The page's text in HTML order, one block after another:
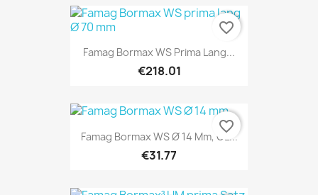
Famag Bormax WS Prima Lang...
€218.01
favorite_border
Famag Bormax WS Ø 14 Mm, GL...
€31.77
favorite_border